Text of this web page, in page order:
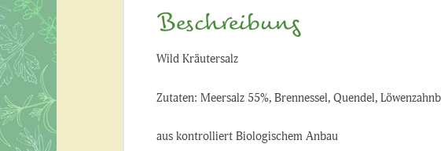
Beschreibung
Wild Kräutersalz
Zutaten: Meersalz 55%, Brennessel, Quendel,
aus kontrolliert Biologischem Anbau